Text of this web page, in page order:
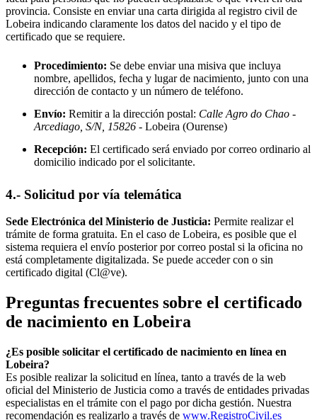
provincia. Consiste en enviar una carta dirigida al registro civil de
Lobeira indicando claramente los datos del nacido y el tipo de
certificado que se requiere.
Procedimiento: Se debe enviar una misiva que incluya
nombre, apellidos, fecha y lugar de nacimiento, junto con una
dirección de contacto y un número de teléfono.
Envío: Remitir a la dirección postal: Calle Agro do Chao -
Arcediago, S/N, 15826 - Lobeira (Ourense)
Recepción: El certificado será enviado por correo ordinario al
domicilio indicado por el solicitante.
4.- Solicitud por vía telemática
Sede Electrónica del Ministerio de Justicia: Permite realizar el
trámite de forma gratuita. En el caso de Lobeira, es posible que el
sistema requiera el envío posterior por correo postal si la oficina no
está completamente digitalizada. Se puede acceder con o sin
certificado digital (Cl@ve).
Preguntas frecuentes sobre el certificado
de nacimiento en Lobeira
¿Es posible solicitar el certificado de nacimiento en línea en
Lobeira?
Es posible realizar la solicitud en línea, tanto a través de la web
oficial del Ministerio de Justicia como a través de entidades privadas
especialistas en el trámite con el pago por dicha gestión. Nuestra
recomendación es realizarlo a través de www.RegistroCivil.es